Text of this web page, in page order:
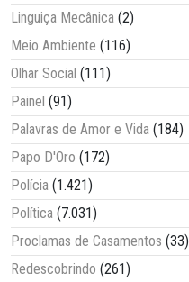
Linguiça Mecânica (2)
Meio Ambiente (116)
Olhar Social (111)
Painel (91)
Palavras de Amor e Vida (184)
Papo D'Oro (172)
Polícia (1.421)
Política (7.031)
Proclamas de Casamentos (33)
Redescobrindo (261)